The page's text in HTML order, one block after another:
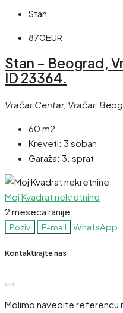
Stan
870EUR
Stan – Beograd,
ID 23364.
Vračar Centar, Vračar,
60 m2
Kreveti: 3 soban
Garaža: 3. sprat
Moj Kvadrat nekretnine
2 meseca ranije
Poziv E-mail WhatsApp
Kontaktirajte nas
Molimo navedite referencu